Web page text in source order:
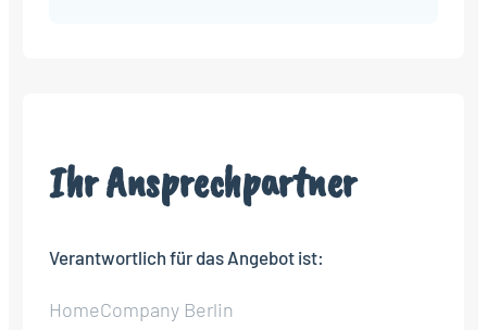
Ihr Ansprechpartner
Verantwortlich für das Angebot ist:
HomeCompany Berlin